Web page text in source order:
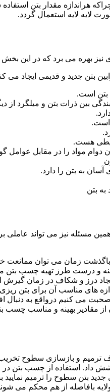
هراندازه مقدار بتن
لایه لایه استعمال گردد.
نیز بهره می برد که در این
بتن جدید و قدیمی ایجاد می
است.
بین ذرات بتن و میلگرد از
است.
هست.
مواد را در مقابل عوامل
به بتن را دارد.
بتن
مسئله نیز می تواند عاملی
زمان می توان ممانعت
و درست طرز تهیه چسب بتن
درز و شکاف در زمان
مناسب آن برای بتن ریزی
می کنیم درواقع به دنبال
از مقادیر بهینه و مناسب
ترمیم و بازسازی سطوح
داد. استفاده از چسب بتن
بتن سطوح را ترمیم
بافاصله از هم محکم